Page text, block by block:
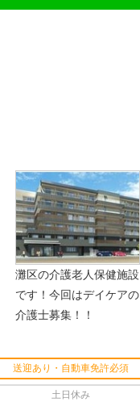
灘区の介護老人保健施設
です！今回はデイケアの
介護士募集！！
送迎あり・自動車免許必須
土日休み